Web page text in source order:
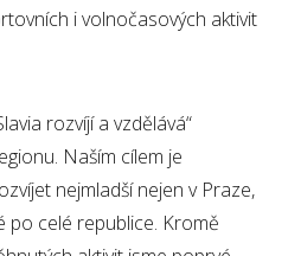
i volnočasových aktivit
rozvíjí a vzdělává“
Naším cílem je
nejmladší nejen v Praze,
po celé republice. Kromě